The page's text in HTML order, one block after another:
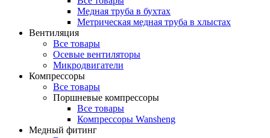
Медная труба в бухтах
Метрическая медная труба в хлыстах
Вентиляция
Все товары
Осевые вентиляторы
Микродвигатели
Компрессоры
Все товары
Поршневые компрессоры
Все товары
Компрессоры Wansheng
Медный фитинг